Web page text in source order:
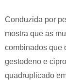
Conduzida por
mostra que as
combinados que
gestodeno e
quadruplicado